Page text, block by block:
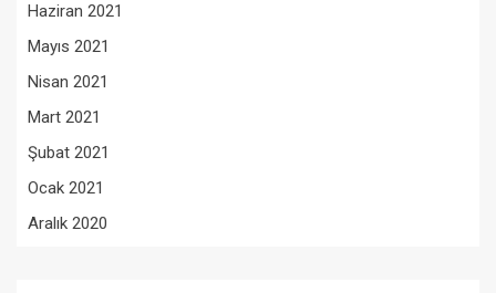
Haziran 2021
Mayıs 2021
Nisan 2021
Mart 2021
Şubat 2021
Ocak 2021
Aralık 2020